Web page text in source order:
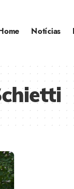
Notícias